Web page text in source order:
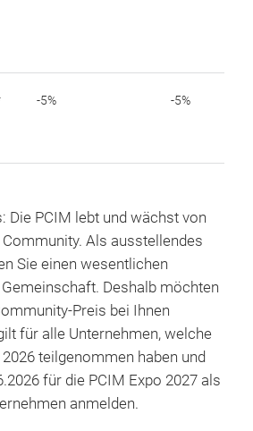
-5% -5%
Die PCIM lebt und wächst von
Als ausstellendes
Sie einen wesentlichen
Deshalb möchten
Preis bei Ihnen
für alle Unternehmen, welche
teilgenommen haben und
für die PCIM Expo 2027 als
anmelden.